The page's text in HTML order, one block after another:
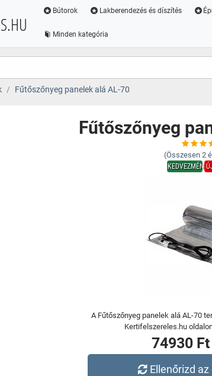
Bútorok Lakberendezés és díszítés
Minden kategória
Fűtőszőnyeg panelek alá AL-70
Fűtőszőnyeg
(Összesen 2
KEDVEZMÉNY
A Fűtőszőnyeg panelek alá AL-70
Kertifelszereles.hu
74930 Ft
Ellenőrizd